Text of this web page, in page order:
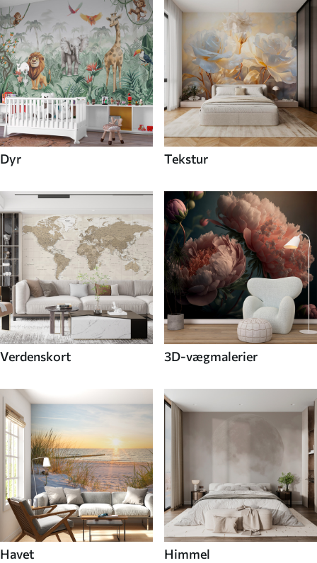
Dyr Tekstur
Verdenskort 3D-vægmalerier
Havet Himmel